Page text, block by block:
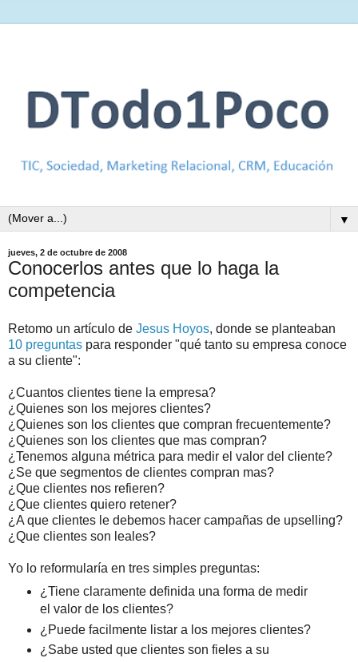
▼
jueves, 2 de octubre de 2008
Conocerlos antes que lo haga la
competencia
Retomo un artículo de Jesus Hoyos, donde se planteaban
10 preguntas para responder "qué tanto su empresa conoce
a su cliente":
¿Cuantos clientes tiene la empresa?
¿Quienes son los mejores clientes?
¿Quienes son los clientes que compran frecuentemente?
¿Quienes son los clientes que mas compran?
¿Tenemos alguna métrica para medir el valor del cliente?
¿Se que segmentos de clientes compran mas?
¿Que clientes nos refieren?
¿Que clientes quiero retener?
¿A que clientes le debemos hacer campañas de upselling?
¿Que clientes son leales?
Yo lo reformularía en tres simples preguntas:
¿Tiene claramente definida una forma de medir
el valor de los clientes?
¿Puede facilmente listar a los mejores clientes?
¿Sabe usted que clientes son fieles a su